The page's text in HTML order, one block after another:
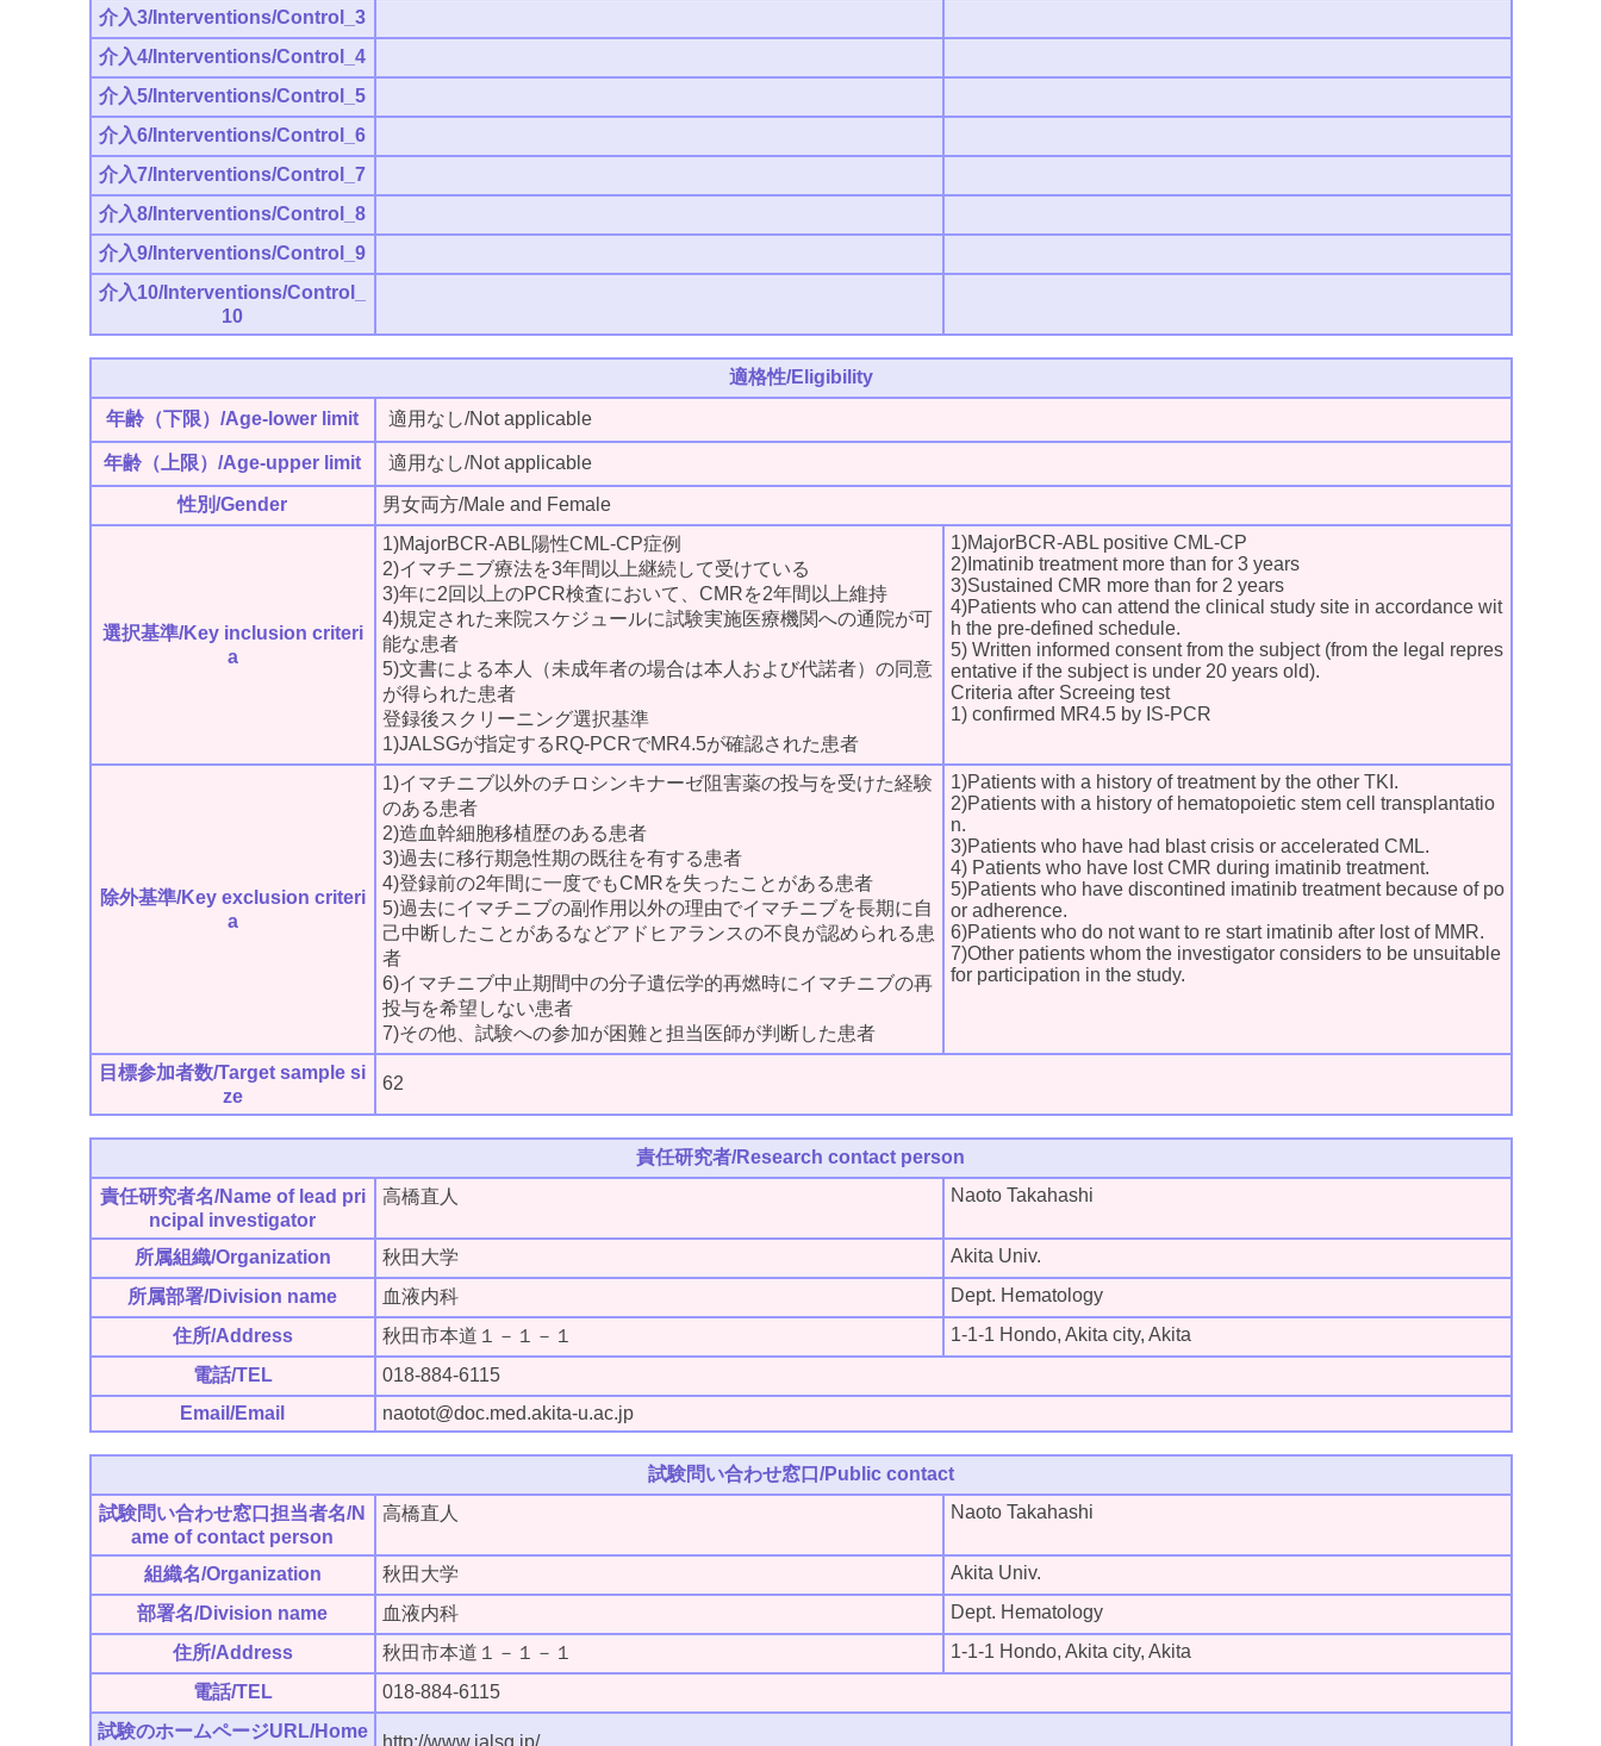
介入3/Interventions/Control_3
介入4/Interventions/Control_4
介入5/Interventions/Control_5
介入6/Interventions/Control_6
介入7/Interventions/Control_7
介入8/Interventions/Control_8
介入9/Interventions/Control_9
介入10/Interventions/Control_
10
適格性/Eligibility
年齢（下限）/Age-lower limit 適用なし/Not applicable
年齢（上限）/Age-upper limit 適用なし/Not applicable
性別/Gender 男女両方/Male and Female
選択基準/Key inclusion criteri
a
1)MajorBCR-ABL陽性CML-CP症例
2)イマチニブ療法を3年間以上継続して受けている
3)年に2回以上のPCR検査において、CMRを2年間以上維持
4)規定された来院スケジュールに試験実施医療機関への通院が可
能な患者
5)文書による本人（未成年者の場合は本人および代諾者）の同意
が得られた患者
登録後スクリーニング選択基準
1)JALSGが指定するRQ-PCRでMR4.5が確認された患者
1)MajorBCR-ABL positive CML-CP
2)Imatinib treatment more than for 3 years
3)Sustained CMR more than for 2 years
4)Patients who can attend the clinical study site in accordance wit
h the pre-defined schedule.
5) Written informed consent from the subject (from the legal repres
entative if the subject is under 20 years old).
Criteria after Screeing test
1) confirmed MR4.5 by IS-PCR
除外基準/Key exclusion criteri
a
1)イマチニブ以外のチロシンキナーゼ阻害薬の投与を受けた経験
のある患者
2)造血幹細胞移植歴のある患者
3)過去に移行期急性期の既往を有する患者
4)登録前の2年間に一度でもCMRを失ったことがある患者
5)過去にイマチニブの副作用以外の理由でイマチニブを長期に自
己中断したことがあるなどアドヒアランスの不良が認められる患
者
6)イマチニブ中止期間中の分子遺伝学的再燃時にイマチニブの再
投与を希望しない患者
7)その他、試験への参加が困難と担当医師が判断した患者
1)Patients with a history of treatment by the other TKI.
2)Patients with a history of hematopoietic stem cell transplantatio
n.
3)Patients who have had blast crisis or accelerated CML.
4) Patients who have lost CMR during imatinib treatment.
5)Patients who have discontined imatinib treatment because of po
or adherence.
6)Patients who do not want to re start imatinib after lost of MMR.
7)Other patients whom the investigator considers to be unsuitable
for participation in the study.
目標参加者数/Target sample si
ze
62
責任研究者/Research contact person
責任研究者名/Name of lead pri
ncipal investigator
高橋直人 Naoto Takahashi
所属組織/Organization 秋田大学
Akita Univ.
所属部署/Division name
血液内科
Dept. Hematology
住所/Address
秋田市本道１－１－１
1-1-1 Hondo, Akita city, Akita
電話/TEL
018-884-6115
Email/Email
naotot@doc.med.akita-u.ac.jp
試験問い合わせ窓口/Public contact
試験問い合わせ窓口担当者名/N
ame of contact person
高橋直人 Naoto Takahashi
組織名/Organization 秋田大学
Akita Univ.
部署名/Division name
血液内科
Dept. Hematology
住所/Address
秋田市本道１－１－１
1-1-1 Hondo, Akita city, Akita
電話/TEL
018-884-6115
試験のホームページURL/Home
http://www.jalsg.jp/